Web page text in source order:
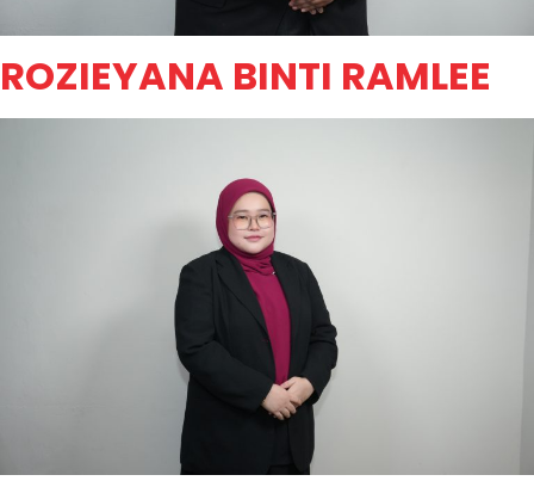
ROZIEYANA BINTI RAMLEE